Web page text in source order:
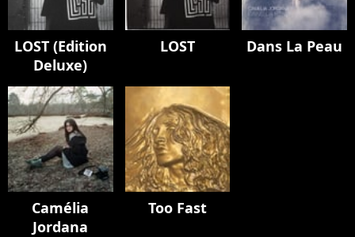
LOST (Edition
Deluxe)
LOST Dans La Peau
Camélia
Jordana
Too Fast